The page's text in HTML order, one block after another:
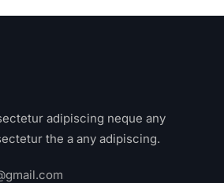
adipiscing neque any
the a any adipiscing.